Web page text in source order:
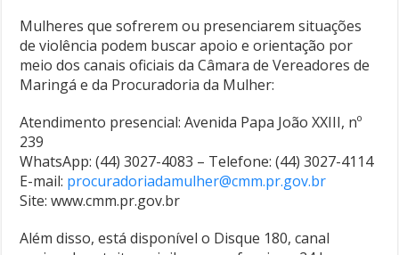
Mulheres que sofrerem ou presenciarem situações
de violência podem buscar apoio e orientação por
meio dos canais oficiais da Câmara de Vereadores de
Maringá e da Procuradoria da Mulher:
Atendimento presencial: Avenida Papa João XXIII, nº
239
WhatsApp: (44) 3027-4083 – Telefone: (44) 3027-4114
E-mail: procuradoriadamulher@cmm.pr.gov.br
Site: www.cmm.pr.gov.br
Além disso, está disponível o Disque 180, canal